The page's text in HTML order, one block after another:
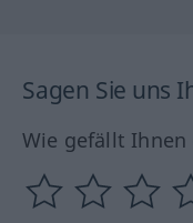
Sagen Sie uns
Wie gefällt Ihnen